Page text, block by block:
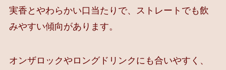
実香とやわらかい口当たりで、ストレートでも飲
みやすい傾向があります。
オンザロックやロングドリンクにも合いやすく、